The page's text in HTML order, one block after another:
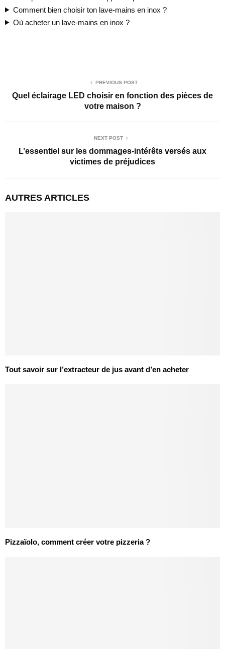
Comment bien choisir ton lave-mains en inox ?
Où acheter un lave-mains en inox ?
PREVIOUS POST
Quel éclairage LED choisir en fonction des pièces de
votre maison ?
NEXT POST
L’essentiel sur les dommages-intérêts versés aux
victimes de préjudices
AUTRES ARTICLES
Tout savoir sur l’extracteur de jus avant d’en acheter
Pizzaïolo, comment créer votre pizzeria ?